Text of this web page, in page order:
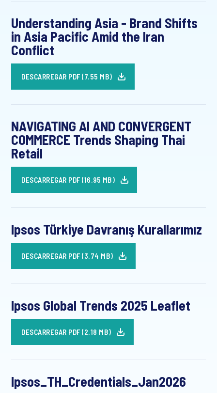
Understanding Asia - Brand Shifts
in Asia Pacific Amid the Iran
Conflict
DESCARREGAR PDF (7.55 MB)
NAVIGATING AI AND CONVERGENT
COMMERCE Trends Shaping Thai
Retail
DESCARREGAR PDF (16.95 MB)
Ipsos Türkiye Davranış Kurallarımız
DESCARREGAR PDF (3.74 MB)
Ipsos Global Trends 2025 Leaflet
DESCARREGAR PDF (2.18 MB)
Ipsos_TH_Credentials_Jan2026